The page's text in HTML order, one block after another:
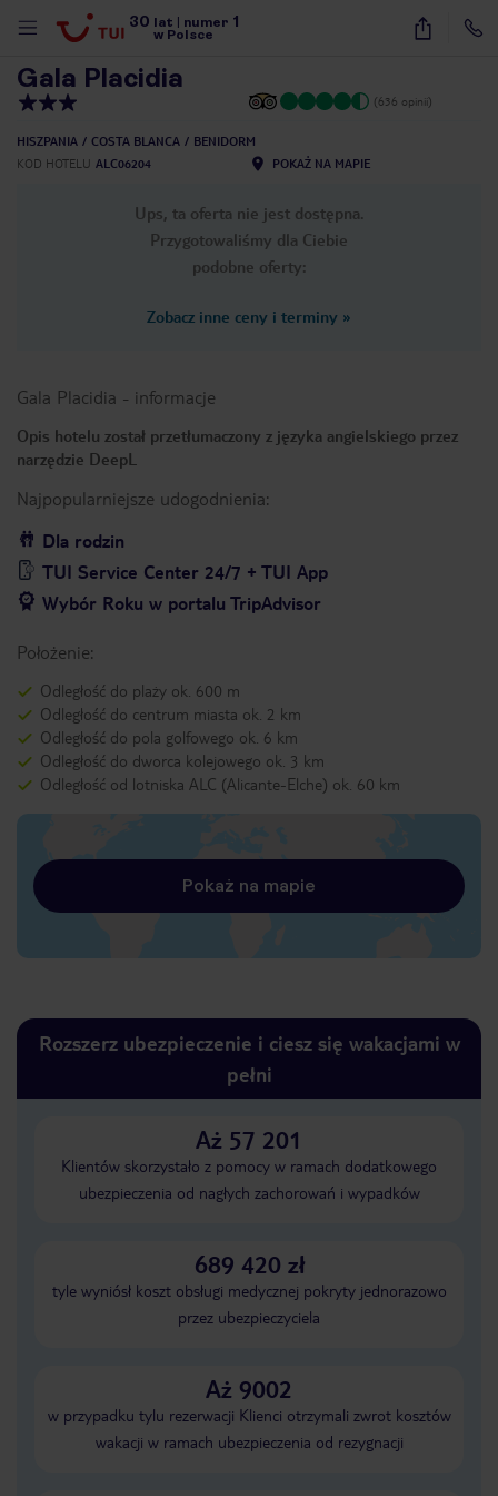
30 lat numer 1
w Polsce
10
Gala Placidia
(636 opinii)
HISZPANIA COSTA BLANCA
BENIDORM
KOD HOTELU ALC06204 POKAŻ NA MAPIE
Ups, ta oferta nie jest dostępna.
Przygotowaliśmy dla Ciebie
podobne oferty:
Zobacz inne ceny i terminy »
Gala Placidia - informacje
Opis hotelu został przetłumaczony z języka angielskiego przez
narzędzie DeepL
Najpopularniejsze udogodnienia:
Dla rodzin
TUI Service Center 24/7 + TUI App
Wybór Roku w portalu TripAdvisor
Położenie:
Odległość do plaży ok. 600 m
Odległość do centrum miasta ok. 2 km
Odległość do pola golfowego ok. 6 km
Odległość do dworca kolejowego ok. 3 km
Odległość od lotniska ALC (Alicante-Elche) ok. 60 km
Pokaż na mapie
Rozszerz ubezpieczenie i ciesz się wakacjami w
pełni
Aż 57 201
Klientów skorzystało z pomocy w ramach dodatkowego
ubezpieczenia od nagłych zachorowań i wypadków
689 420 zł
tyle wyniósł koszt obsługi medycznej pokryty jednorazowo
przez ubezpieczyciela
Aż 9002
w przypadku tylu rezerwacji Klienci otrzymali zwrot kosztów
wakacji w ramach ubezpieczenia od rezygnacji